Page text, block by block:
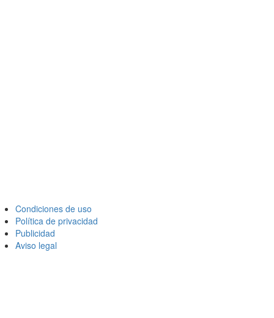
Condiciones de uso
Política de privacidad
Publicidad
Aviso legal